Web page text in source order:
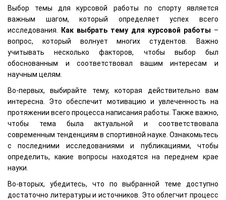
Выбор темы для курсовой работы по спорту является
важным шагом, который определяет успех всего
исследования.
Как выбрать тему для курсовой работы –
вопрос, который волнует многих студентов. Важно
учитывать несколько факторов, чтобы выбор был
обоснованным и соответствовал вашим интересам и
научным целям.
Во-первых, выбирайте тему, которая действительно вам
интересна. Это обеспечит мотивацию и увлеченность на
протяжении всего процесса написания работы. Также важно,
чтобы тема была актуальной и соответствовала
современным тенденциям в спортивной науке. Ознакомьтесь
с последними исследованиями и публикациями, чтобы
определить, какие вопросы находятся на переднем крае
науки.
Во-вторых, убедитесь, что по выбранной теме доступно
достаточно литературы и источников. Это облегчит процесс